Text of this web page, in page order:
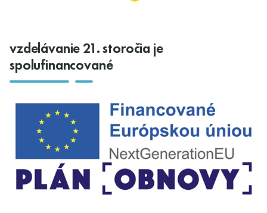
vzdelávanie 21. storočia je
spolufinancované